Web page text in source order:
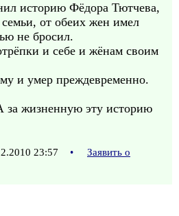
историю Фёдора Тютчева,
от обеих жен имел
не бросил.
и себе и жёнам своим
и умер преждевременно.
за жизненную эту историю
23:57 •
Заявить о